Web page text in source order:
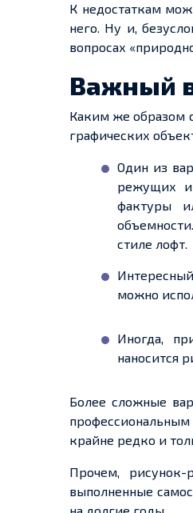
К недостаткам
него. Ну и,
вопросах
Важный
Каким же образом
графических
Один из
режущих
фактуры
объемности
стиле лофт.
можно
Иногда,
наносится
Более сложные
крайне редко и
Прочем, рисунок-
выполненные